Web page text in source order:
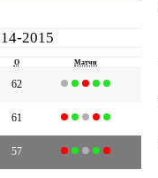
2015
О Матчи
62
61
57